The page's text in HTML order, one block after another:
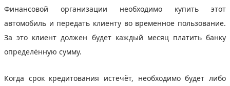
Финансовой организации необходимо купить этот
автомобиль и передать клиенту во временное пользование.
За это клиент должен будет каждый месяц платить банку
определённую сумму.
Когда срок кредитования истечёт, необходимо будет либо